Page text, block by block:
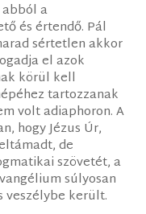
a
és értendő. Pál
sértetlen akkor
el azok
körül kell
tartozzanak
volt adiaphoron. A
hogy Jézus Úr,
de
szövetét, a
súlyosan
veszélybe került.